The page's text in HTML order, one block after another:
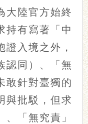
大陸官方始終
持有寫著「中
入境之外，
認同）、「無
敢針對臺獨的
與批駁，但求
「無究責」